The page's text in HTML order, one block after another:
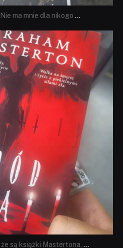
ma mnie dla nikogo ...
Sie 23
są książki Mastertona, ...